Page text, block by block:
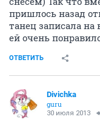
пришлось назад
танец записала на
ей очень
ОТВЕТИТЬ
Divichka
guru
30 июля 2013